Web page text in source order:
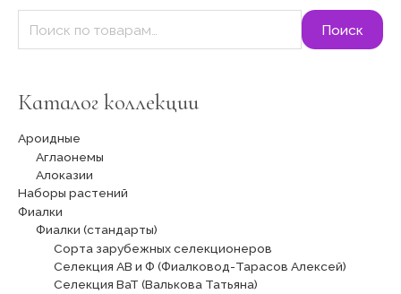
Поиск
Каталог коллекции
Ароидные
Аглаонемы
Алоказии
Наборы растений
Фиалки
Фиалки (стандарты)
Сорта зарубежных селекционеров
Селекция АВ и Ф (Фиалковод-Тарасов Алексей)
Селекция ВаТ (Валькова Татьяна)